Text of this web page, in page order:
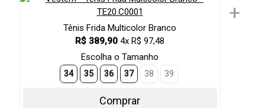
Tênis Frida Multicolor Branco
R$ 389,90 4x R$ 97,48
Escolha o Tamanho
34 35 36 37 38 39
Comprar
+